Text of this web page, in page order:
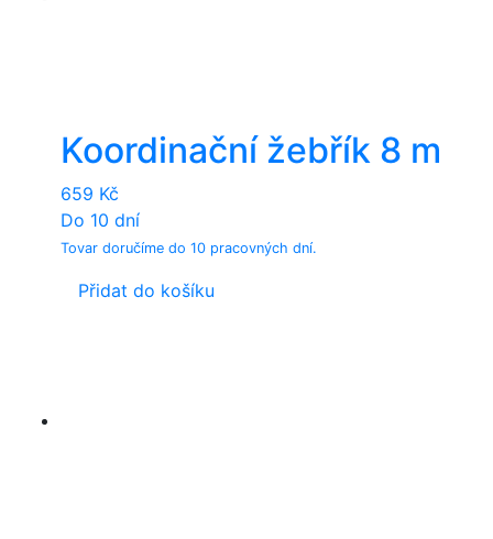
Koordinační žebřík 8 m
659 Kč
Do 10 dní
Tovar doručíme do 10 pracovných dní.
Přidat do košíku